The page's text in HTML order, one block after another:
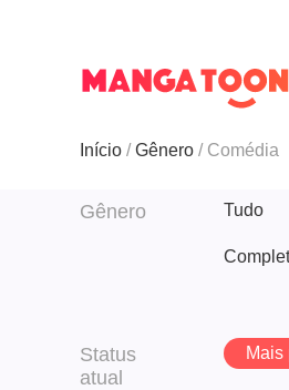
Início Gênero Comédia
Gênero Tudo
Status
atual
Mais